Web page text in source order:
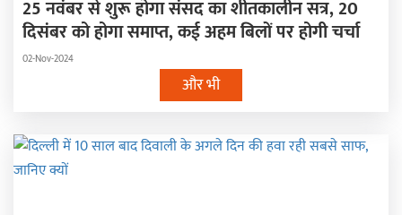
25 नवंबर से शुरू होगा संसद का शीतकालीन सत्र, 20
दिसंबर को होगा समाप्त, कई अहम बिलों पर होगी चर्चा
02-Nov-2024
और भी